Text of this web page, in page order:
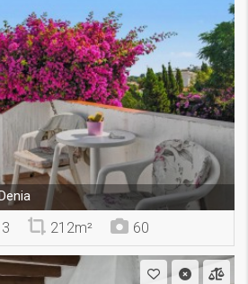
3 212m² 60